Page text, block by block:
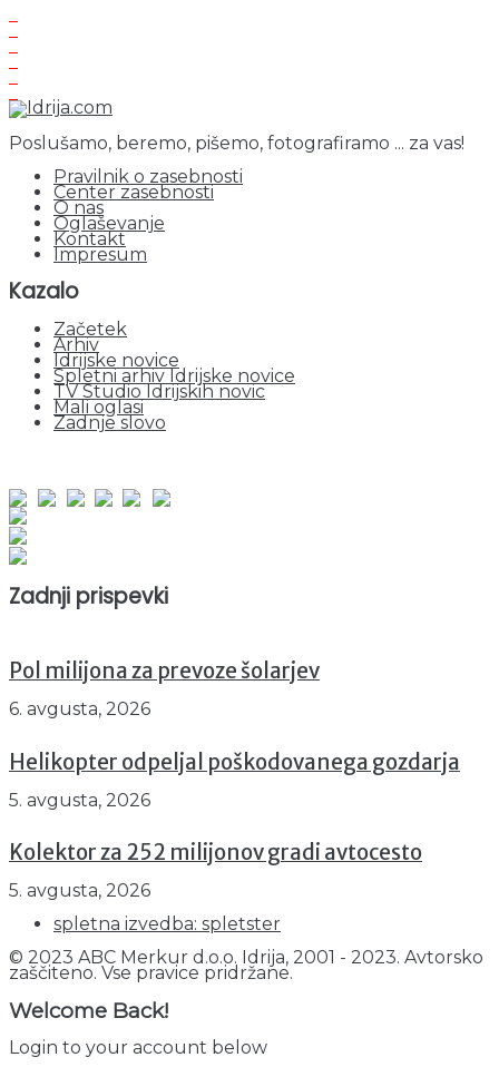
Poslušamo, beremo, pišemo, fotografiramo ... za vas!
Pravilnik o zasebnosti
Center zasebnosti
O nas
Oglaševanje
Kontakt
Impresum
Kazalo
Začetek
Arhiv
Idrijske novice
Spletni arhiv Idrijske novice
TV Studio Idrijskih novic
Mali oglasi
Zadnje slovo
Zadnji prispevki
Pol milijona za prevoze šolarjev
6. avgusta, 2026
Helikopter odpeljal poškodovanega gozdarja
5. avgusta, 2026
Kolektor za 252 milijonov gradi avtocesto
5. avgusta, 2026
spletna izvedba: spletster
© 2023 ABC Merkur d.o.o. Idrija, 2001 - 2023. Avtorsko
zaščiteno. Vse pravice pridržane.
Welcome Back!
Login to your account below